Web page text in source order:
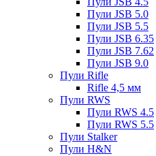
Пули JSB 5.0
Пули JSB 5.5
Пули JSB 6.35
Пули JSB 7.62
Пули JSB 9.0
Пули Rifle
Rifle 4,5 мм
Пули RWS
Пули RWS 4.5
Пули RWS 5.5
Пули Stalker
Пули H&N